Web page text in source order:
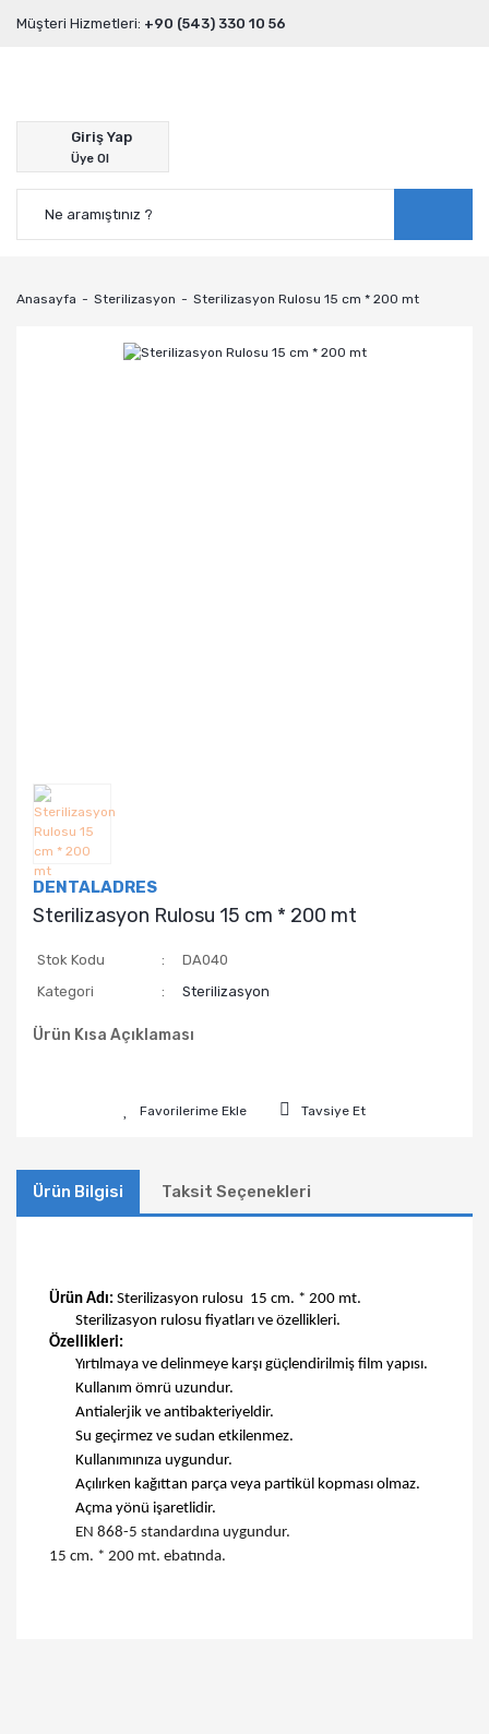
Müşteri Hizmetleri: +90 (543) 330 10 56
Giriş Yap
Üye Ol
Anasayfa Sterilizasyon Sterilizasyon Rulosu 15 cm * 200 mt
DENTALADRES
Sterilizasyon Rulosu 15 cm * 200 mt
Stok Kodu
DA040
Kategori
Sterilizasyon
Ürün Kısa Açıklaması
Tavsiye Et
Ürün Bilgisi Taksit Seçenekleri
Ürün Adı: Sterilizasyon rulosu 15 cm. * 200 mt.
Sterilizasyon rulosu fiyatları ve özellikleri.
Özellikleri:
Yırtılmaya ve delinmeye karşı güçlendirilmiş film yapısı.
Kullanım ömrü uzundur.
Antialerjik ve antibakteriyel dir.
Su geçirmez ve sudan etkilenmez.
Kullanımınıza uygundur.
Açılırken kağıttan parça veya partikül kopması olmaz.
Açma yönü işaretlidir.
EN 868-5 standardına uygundur.
15 cm. * 200 mt. ebatında.